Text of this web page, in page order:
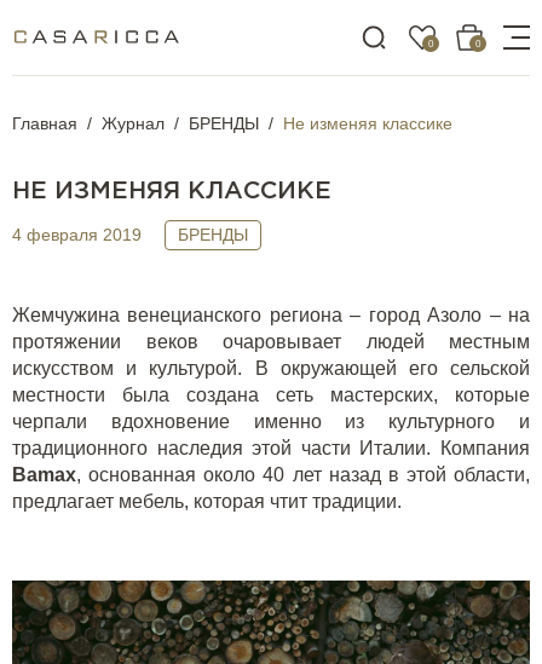
0 0
Главная Журнал БРЕНДЫ Не изменяя классике
НЕ ИЗМЕНЯЯ КЛАССИКЕ
4 февраля 2019 БРЕНДЫ
Жемчужина венецианского региона – город Азоло – на
протяжении веков очаровывает людей местным
искусством и культурой. В окружающей его сельской
местности была создана сеть мастерских, которые
черпали вдохновение именно из культурного и
традиционного наследия этой части Италии. Компания
Bamax, основанная около 40 лет назад в этой области,
предлагает мебель, которая чтит традиции.